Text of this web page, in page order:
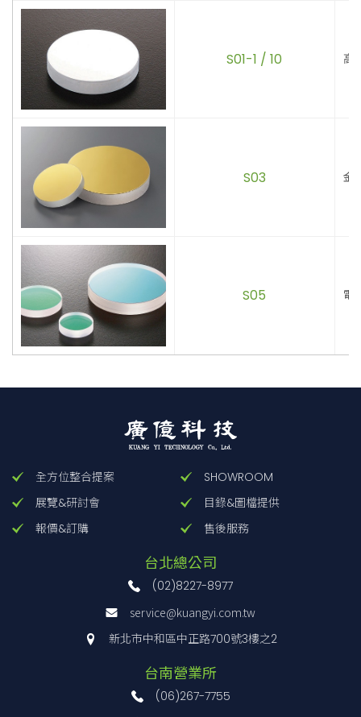
S01-1 / 10 高
S03 金
S05 電
全方位整合提案
SHOWROOM
展覽&研討會
目錄&圖檔提供
報價&訂購
售後服務
台北總公司
(02)8227-8977
service@kuangyi.com.tw
新北市中和區中正路700號3樓之2
台南營業所
(06)267-7755